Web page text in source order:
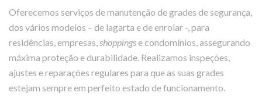
Oferecemos serviços de manutenção de grades de segurança,
dos vários modelos – de lagarta e de enrolar -, para
residências, empresas,shoppingse condomínios, assegurando
máxima proteção e durabilidade. Realizamos inspeções,
ajustes e reparações regulares para que as suas grades
estejam sempre em perfeito estado de funcionamento.